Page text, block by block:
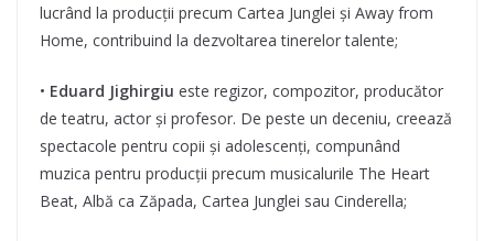
lucrând la producții precum Cartea Junglei și Away from
Home, contribuind la dezvoltarea tinerelor talente;
• Eduard Jighirgiu este regizor, compozitor, producător
de teatru, actor și profesor. De peste un deceniu, creează
spectacole pentru copii și adolescenți, compunând
muzica pentru producții precum musicalurile The Heart
Beat, Albă ca Zăpada, Cartea Junglei sau Cinderella;